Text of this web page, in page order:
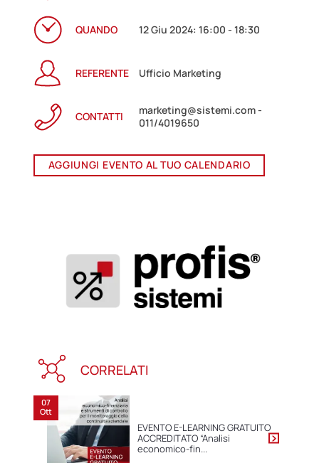
QUANDO 12 Giu 2024: 16:00 - 18:30
REFERENTE Ufficio Marketing
CONTATTI
marketing@sistemi.com -
011/4019650
AGGIUNGI EVENTO AL TUO CALENDARIO
CORRELATI
07
Ott
EVENTO E-LEARNING GRATUITO
ACCREDITATO “Analisi
economico-fin...